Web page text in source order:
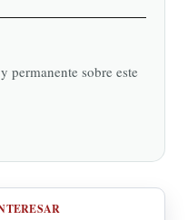
permanente sobre este